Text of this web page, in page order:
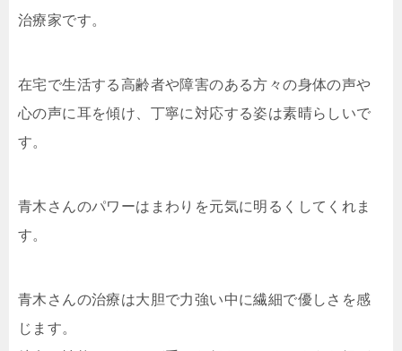
治療家です。
在宅で生活する高齢者や障害のある方々の身体の声や
心の声に耳を傾け、丁寧に対応する姿は素晴らしいで
す。
青木さんのパワーはまわりを元気に明るくしてくれま
す。
青木さんの治療は大胆で力強い中に繊細で優しさを感
じます。